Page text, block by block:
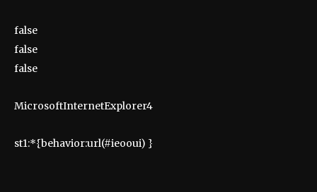
false
false
false
MicrosoftInternetExplorer4
st1:*{behavior:url(#ieooui) }